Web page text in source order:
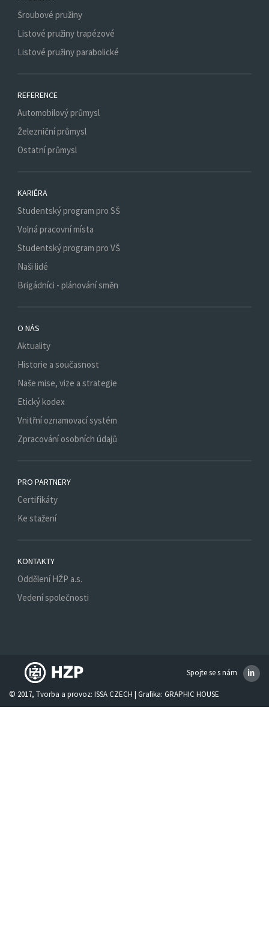
Šroubové pružiny
Listové pružiny trapézové
Listové pružiny parabolické
REFERENCE
Automobilový průmysl
Železniční průmysl
Ostatní průmysl
KARIÉRA
Studentský program pro SŠ
Volná pracovní místa
Studentský program pro VŠ
Naši lidé
Brigádníci - plánování směn
O NÁS
Aktuality
Historie a současnost
Naše mise, vize a strategie
Etický kodex
Vnitřní oznamovací systém
Zpracování osobních údajů
PRO PARTNERY
Certifikáty
Ke stažení
KONTAKTY
Oddělení HŽP a.s.
Vedení společnosti
Spojte se s nám
© 2017, Tvorba a provoz: ISSA CZECH | Grafika: GRAPHIC HOUSE